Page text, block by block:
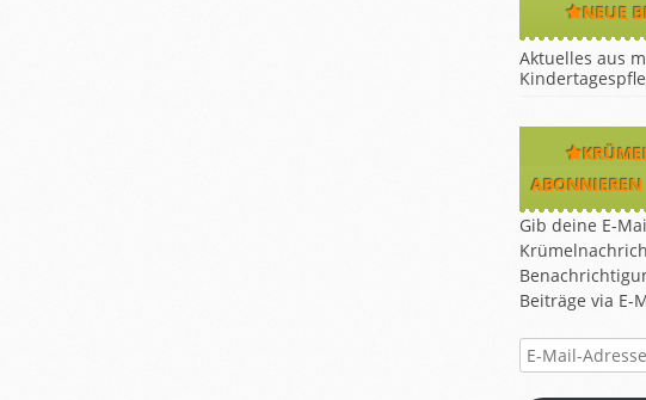
NEUE
Aktuelles aus
ABONNIEREN
Gib deine E-
Beiträge via E-
E-
Mail-